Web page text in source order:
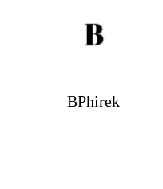
BPhirek